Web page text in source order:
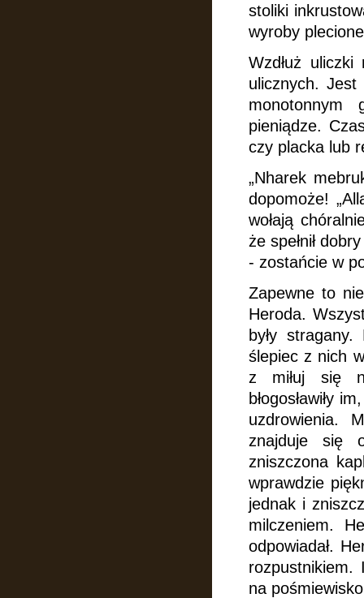
stoliki
wyroby
Wzdłuż uliczki
ulicznych. Jest
monotonnym
pieniądze.
czy placka lub
„Nharek
dopomoże!
wołają
że spełnił
- zostańcie w
Zapewne to
Heroda.
były
ślepiec z nich
z miłuj się
błogosławiły
uzdrowienia.
znajduje się
zniszczona
wprawdzie
jednak i
milczeniem.
odpowiadał.
rozpustnikiem.
na